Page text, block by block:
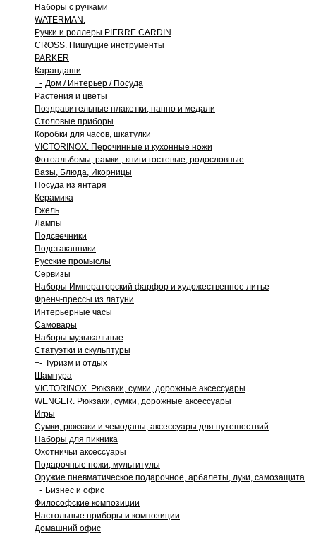
Наборы с ручками
WATERMAN.
Ручки и роллеры PIERRE CARDIN
CROSS. Пишущие инструменты
PARKER
Карандаши
+- Дом / Интерьер / Посуда
Растения и цветы
Поздравительные плакетки, панно и медали
Столовые приборы
Коробки для часов, шкатулки
VICTORINOX. Перочинные и кухонные ножи
Фотоальбомы, рамки , книги гостевые, родословные
Вазы, Блюда, Икорницы
Посуда из янтаря
Керамика
Гжель
Лампы
Подсвечники
Подстаканники
Русские промыслы
Сервизы
Наборы Императорский фарфор и художественное литье
Френч-прессы из латуни
Интерьерные часы
Самовары
Наборы музыкальные
Статуэтки и скульптуры
+- Туризм и отдых
Шампура
VICTORINOX. Рюкзаки, сумки, дорожные аксессуары
WENGER. Рюкзаки, сумки, дорожные аксессуары
Игры
Сумки, рюкзаки и чемоданы, аксессуары для путешествий
Наборы для пикника
Охотничьи аксессуары
Подарочные ножи, мультитулы
Оружие пневматическое подарочное, арбалеты, луки, самозащита
+- Бизнес и офис
Философские композиции
Настольные приборы и композиции
Домашний офис